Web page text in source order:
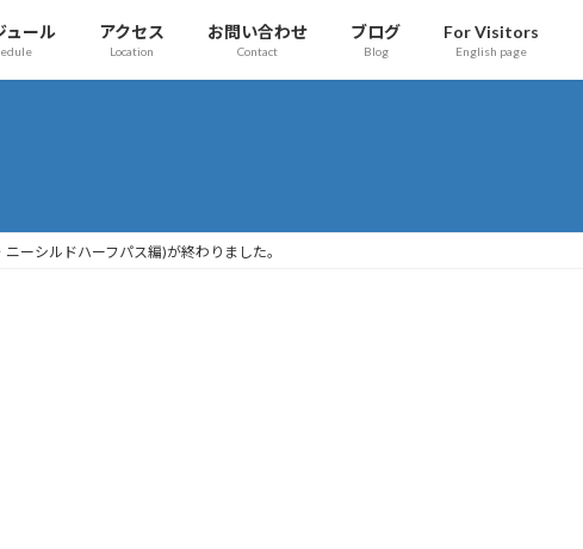
ュール アクセス
Location
お問い合わせ
Contact
ブログ
Blog
For Visitors
English page
ーシルドハーフパス編)が終わりました。